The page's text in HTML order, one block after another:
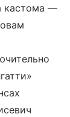
кастома —